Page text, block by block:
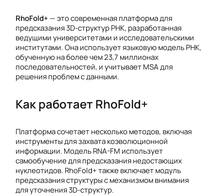
RhoFold+ — это современная платформа для
предсказания 3D-структур РНК, разработанная
ведущими университетами и исследовательскими
институтами. Она использует языковую модель РНК,
обученную на более чем 23,7 миллионах
последовательностей, и учитывает MSA для
решения проблем с данными.
Как работает RhoFold+
Платформа сочетает несколько методов, включая
инструменты для захвата коэволюционной
информации. Модель RNA-FM использует
самообучение для предсказания недостающих
нуклеотидов. RhoFold+ также включает модуль
предсказания структуры с механизмом внимания
для уточнения 3D-структур.